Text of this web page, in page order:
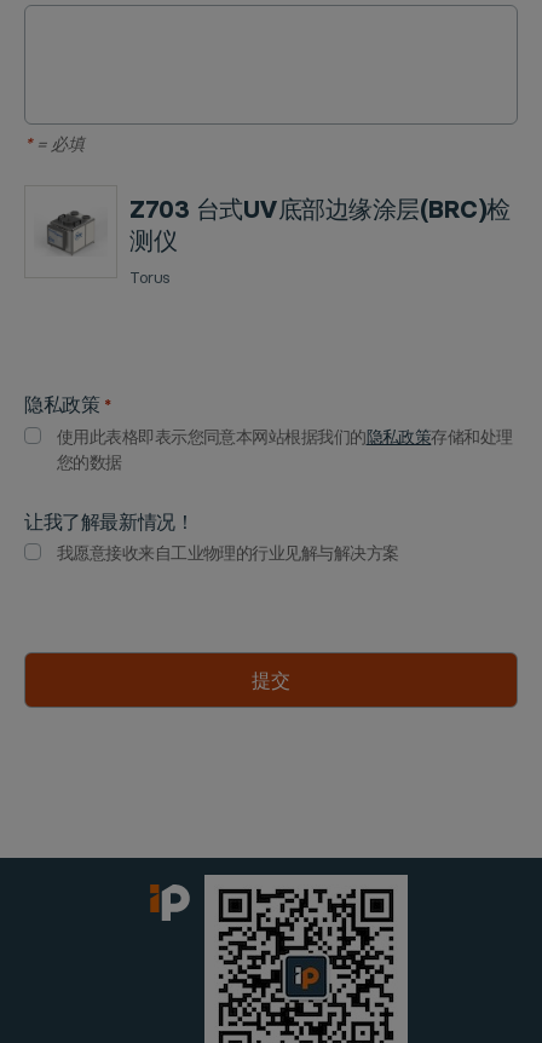
*= 必填
Z703 台式UV底部边缘涂层(BRC)检
测仪
Torus
SKU
品
名
隐私政策 *
使用此表格即表示您同意本网站根据我们的隐私政策存储和处理
您的数据
让我了解最新情况！
我愿意接收来自工业物理的行业见解与解决方案